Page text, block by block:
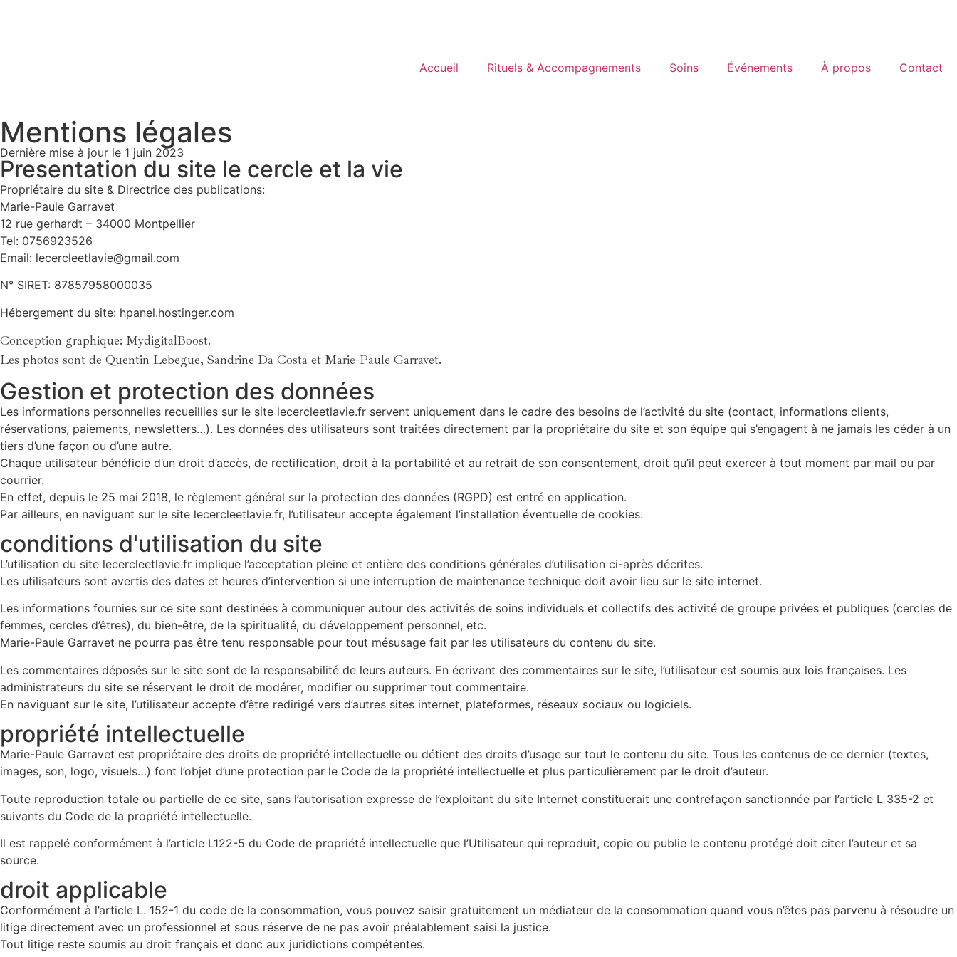
Accueil Rituels & Accompagnements Soins Événements À propos Contact
Mentions légales
Dernière mise à jour le 1 juin 2023
Presentation du site le cercle et la vie
Propriétaire du site & Directrice des publications:
Marie-Paule Garravet
12 rue gerhardt – 34000 Montpellier
Tel: 0756923526
Email: lecercleetlavie@gmail.com
N° SIRET: 87857958000035
Hébergement du site: hpanel.hostinger.com
Conception graphique: MydigitalBoost.
Les photos sont de Quentin Lebegue, Sandrine Da Costa et Marie-Paule Garravet.
Gestion et protection des données
Les informations personnelles recueillies sur le site lecercleetlavie.fr servent uniquement dans le cadre des besoins de l’activité du site (contact, informations clients,
réservations, paiements, newsletters…). Les données des utilisateurs sont traitées directement par la propriétaire du site et son équipe qui s’engagent à ne jamais les céder à un
tiers d’une façon ou d’une autre.
Chaque utilisateur bénéficie d’un droit d’accès, de rectification, droit à la portabilité et au retrait de son consentement, droit qu’il peut exercer à tout moment par mail ou par
courrier.
En effet, depuis le 25 mai 2018, le règlement général sur la protection des données (RGPD) est entré en application.
Par ailleurs, en naviguant sur le site lecercleetlavie.fr, l’utilisateur accepte également l’installation éventuelle de cookies.
conditions d'utilisation du site
L’utilisation du site lecercleetlavie.fr implique l’acceptation pleine et entière des conditions générales d’utilisation ci-après décrites.
Les utilisateurs sont avertis des dates et heures d’intervention si une interruption de maintenance technique doit avoir lieu sur le site internet.
Les informations fournies sur ce site sont destinées à communiquer autour des activités de soins individuels et collectifs des activité de groupe privées et publiques (cercles de
femmes, cercles d’êtres), du bien-être, de la spiritualité, du développement personnel, etc.
Marie-Paule Garravet ne pourra pas être tenu responsable pour tout mésusage fait par les utilisateurs du contenu du site.
Les commentaires déposés sur le site sont de la responsabilité de leurs auteurs. En écrivant des commentaires sur le site, l’utilisateur est soumis aux lois françaises. Les
administrateurs du site se réservent le droit de modérer, modifier ou supprimer tout commentaire.
En naviguant sur le site, l’utilisateur accepte d’être redirigé vers d’autres sites internet, plateformes, réseaux sociaux ou logiciels.
propriété intellectuelle
Marie-Paule Garravet est propriétaire des droits de propriété intellectuelle ou détient des droits d’usage sur tout le contenu du site. Tous les contenus de ce dernier (textes,
images, son, logo, visuels…) font l’objet d’une protection par le Code de la propriété intellectuelle et plus particulièrement par le droit d’auteur.
Toute reproduction totale ou partielle de ce site, sans l’autorisation expresse de l’exploitant du site Internet constituerait une contrefaçon sanctionnée par l’article L 335-2 et
suivants du Code de la propriété intellectuelle.
Il est rappelé conformément à l’article L122-5 du Code de propriété intellectuelle que l’Utilisateur qui reproduit, copie ou publie le contenu protégé doit citer l’auteur et sa
source.
droit applicable
Conformément à l’article L. 152-1 du code de la consommation, vous pouvez saisir gratuitement un médiateur de la consommation quand vous n’êtes pas parvenu à résoudre un
litige directement avec un professionnel et sous réserve de ne pas avoir préalablement saisi la justice.
Tout litige reste soumis au droit français et donc aux juridictions compétentes.